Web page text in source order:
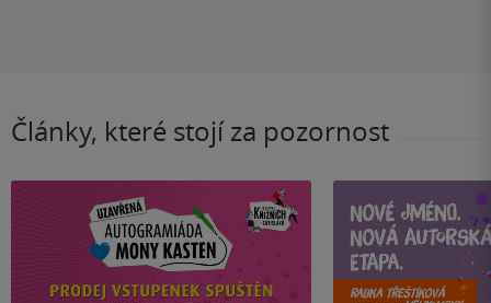
Články, které stojí za pozornost